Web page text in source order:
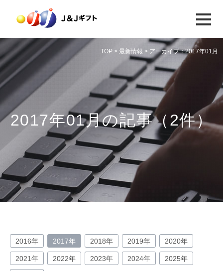
TOP>最新情報> アーカイブ：2017年01月
2017年01月の記事（2件）
2016年 2017年 2018年 2019年 2020年
2021年 2022年 2023年 2024年 2025年